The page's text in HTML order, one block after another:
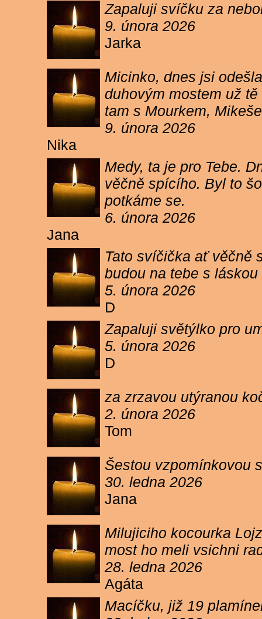
Zapaluji svíčku za
9. února 2026
Jarka
Micinko, dnes jsi
duhovým mostem už
tam s Mourkem,
9. února 2026
Nika
Medy, ta je pro Tebe.
věčně spícího. Byl to
potkáme se.
6. února 2026
Jana
Tato svíčička ať věčně
budou na tebe s
5. února 2026
D
Zapaluji světýlko pro
5. února 2026
D
za zrzavou utýranou
2. února 2026
Tom
Šestou vzpomínkovou
30. ledna 2026
Jana
Milujiciho kocourka
most ho meli vsichni
28. ledna 2026
Agáta
Macíčku, již 19